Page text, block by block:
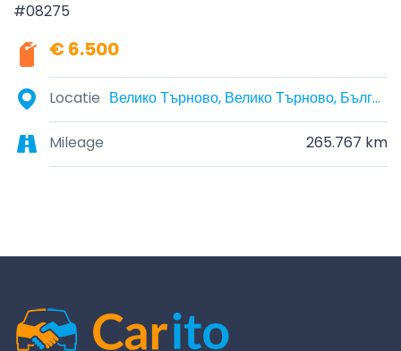
#08275
€ 6.500
Locatie Велико Търново, Велико Търново, България
Mileage 265.767 km